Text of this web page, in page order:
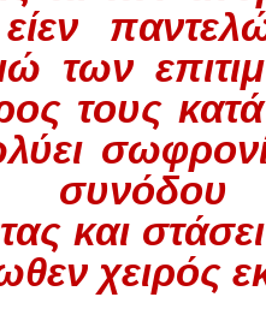
των
τους
και
χειρός